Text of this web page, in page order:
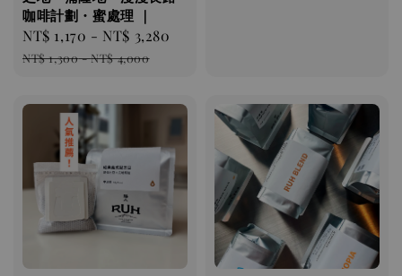
咖啡計劃・蜜處理 ｜
Sale
price
NT$ 1,170 - NT$ 3,280
NT$ 1,300-NT$ 4,000